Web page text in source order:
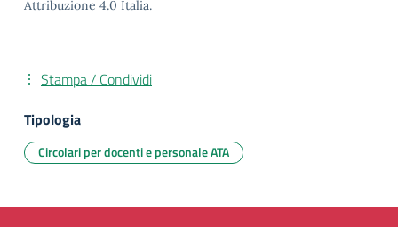
Attribuzione 4.0 Italia.
Stampa / Condividi
Tipologia
Circolari per docenti e personale ATA